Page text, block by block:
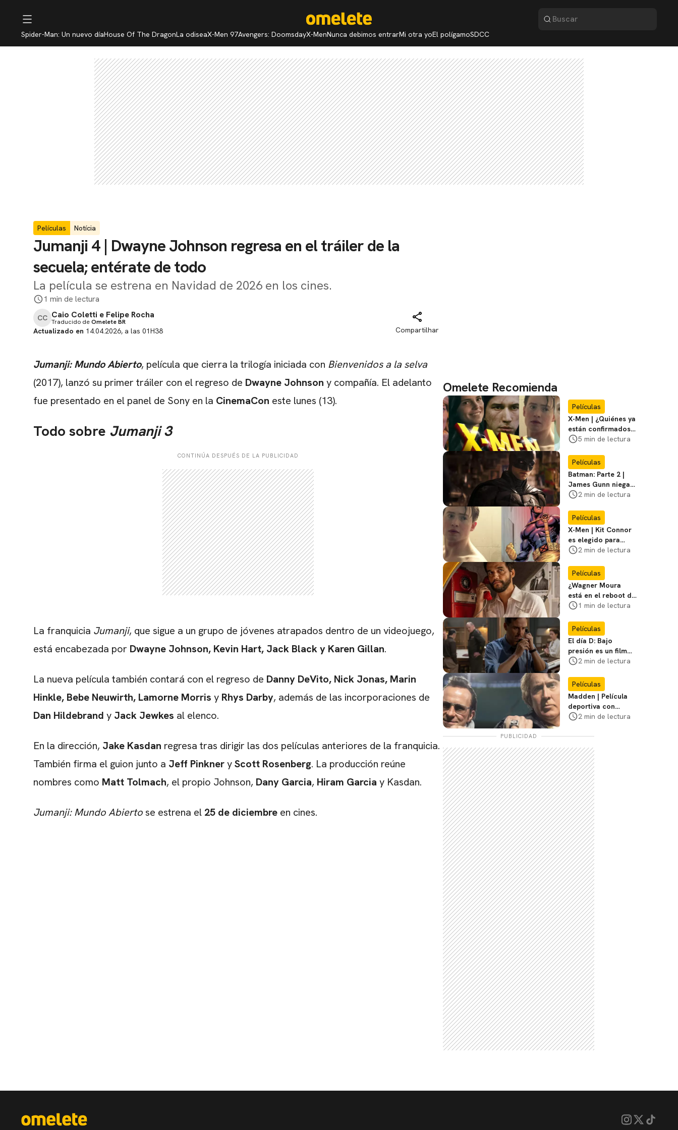
Spider-Man: Un nuevo díaHouse Of The DragonLa odiseaX-Men 97Avengers: DoomsdayX-MenNunca debimos entrarMi otra yoEl polígamoSDCC
Películas Notícia
Jumanji 4 | Dwayne Johnson regresa en el tráiler de la
secuela; entérate de todo
La película se estrena en Navidad de 2026 en los cines.
1 min de lectura
CC Caio Coletti e Felipe Rocha
Traducido deOmelete BR
Actualizado en 14.04.2026, a las 01H38 Compartilhar
Jumanji: Mundo Abierto, película que cierra la trilogía iniciada con Bienvenidos a la selva
(2017), lanzó su primer tráiler con el regreso de Dwayne Johnson y compañía. El adelanto
fue presentado en el panel de Sony en la CinemaCon este lunes (13).
Todo sobre Jumanji 3
CONTINÚA DESPUÉS DE LA PUBLICIDAD
La franquicia Jumanji, que sigue a un grupo de jóvenes atrapados dentro de un videojuego,
está encabezada por Dwayne Johnson, Kevin Hart, Jack Blacky Karen Gillan.
La nueva película también contará con el regreso de Danny DeVito, Nick Jonas, Marin
Hinkle, Bebe Neuwirth, Lamorne Morris y Rhys Darby, además de las incorporaciones de
Dan Hildebrand y Jack Jewkes al elenco.
En la dirección, Jake Kasdan regresa tras dirigir las dos películas anteriores de la franquicia.
También firma el guion junto a Jeff PinkneryScott Rosenberg. La producción reúne
nombres como Matt Tolmach, el propio Johnson, Dany Garcia, Hiram Garcia y Kasdan.
Jumanji: Mundo Abiertose estrena el 25 de diciembre en cines.
Omelete Recomienda
Películas
X-Men | ¿Quiénes ya
están confirmados
en la película de
favoritos
5 min de lectura
Películas
Batman: Parte 2 |
James Gunn niega
que se filme la parte
2 min de lectura
Películas
X-Men | Kit Connor
es elegido para
interpretar a
película
2 min de lectura
Películas
¿Wagner Moura
está en el reboot de
X-Men? El actor lo
1 min de lectura
Películas
El día D: Bajo
presión es un film
bélico distinto lleno
2 min de lectura
Películas
Madden | Película
deportiva con
Nicolas Cage tendrá
cines
2 min de lectura
PUBLICIDAD
CARREGANDO PUBLICIDADE